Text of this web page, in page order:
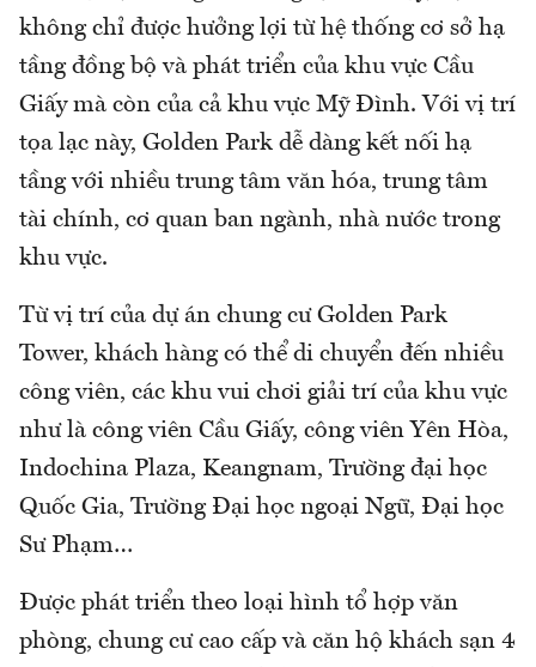
không chỉ được hưởng lợi từ hệ thống cơ sở hạ
tầng đồng bộ và phát triển của khu vực Cầu
Giấy mà còn của cả khu vực Mỹ Đình. Với vị trí
tọa lạc này, Golden Park dễ dàng kết nối hạ
tầng với nhiều trung tâm văn hóa, trung tâm
tài chính, cơ quan ban ngành, nhà nước trong
khu vực.
Từ vị trí của dự án chung cư Golden Park
Tower, khách hàng có thể di chuyển đến nhiều
công viên, các khu vui chơi giải trí của khu vực
như là công viên Cầu Giấy, công viên Yên Hòa,
Indochina Plaza, Keangnam, Trường đại học
Quốc Gia, Trường Đại học ngoại Ngữ, Đại học
Sư Phạm…
Được phát triển theo loại hình tổ hợp văn
phòng, chung cư cao cấp và căn hộ khách sạn 4